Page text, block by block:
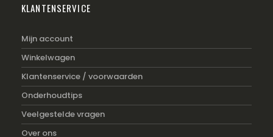
KLANTENSERVICE
Mijn account
Winkelwagen
Klantenservice / voorwaarden
Onderhoudtips
Veelgestelde vragen
Over ons